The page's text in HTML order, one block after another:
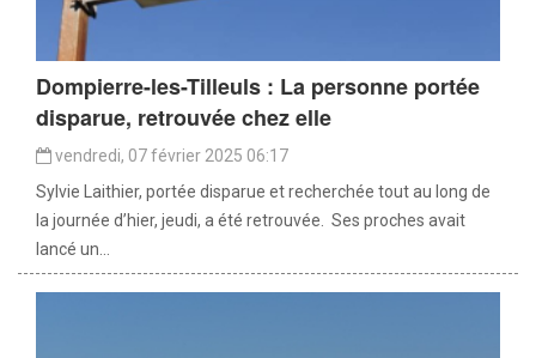
Dompierre-les-Tilleuls : La personne portée
disparue, retrouvée chez elle
vendredi, 07 février 2025 06:17
Sylvie Laithier, portée disparue et recherchée tout au long de
la journée d’hier, jeudi, a été retrouvée. Ses proches avait
lancé un...